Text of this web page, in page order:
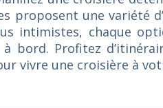
proposent une variété
intimistes, chaque
à bord. Profitez
vivre une croisière à